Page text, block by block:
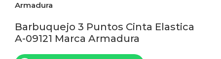
Armadura
Barbuquejo 3 Puntos Cinta Elastica
A-09121 Marca Armadura